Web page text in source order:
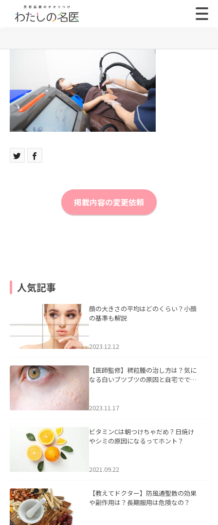
掲載内容の変更依頼
人気記事
顔の大きさの平均はどのくらい？小顔
の基準も解説
2023.12.12
【医師監修】稗粒腫の治し方は？気に
なる白いブツブツの原因と自宅ででき
2023.11.17
ビタミンCは朝つけちゃだめ？日焼け
やシミの原因になるってホント？
2021.09.22
【教えてドクター】防風通聖散の効果
や副作用は？長期服用は危険なの？